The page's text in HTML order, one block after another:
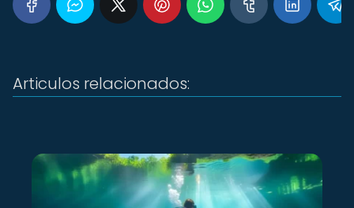
Articulos relacionados: